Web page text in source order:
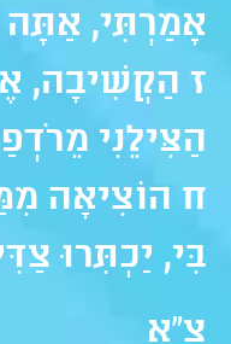
אָמַרְתִּי, אַתָּה
ז הַקְשִׁיבָה,
הַצִּילֵנִי
ח הוֹצִיאָה
בִּי, יַכְתִּרוּ
צ"א